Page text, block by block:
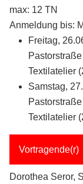
max: 12 TN
Anmeldung bis:
Freitag,
Textilatelier
Samstag,
Textilatelier
Vortragende(r)
Dorothea Seror,